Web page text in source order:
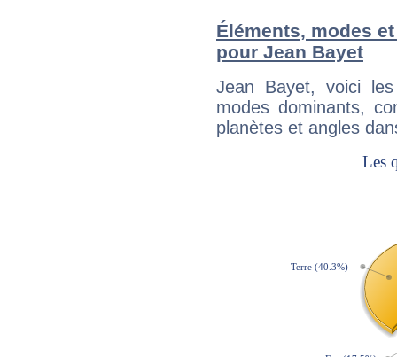
Éléments, modes
pour Jean Bayet
Jean Bayet, voici
modes dominants,
planètes et angles